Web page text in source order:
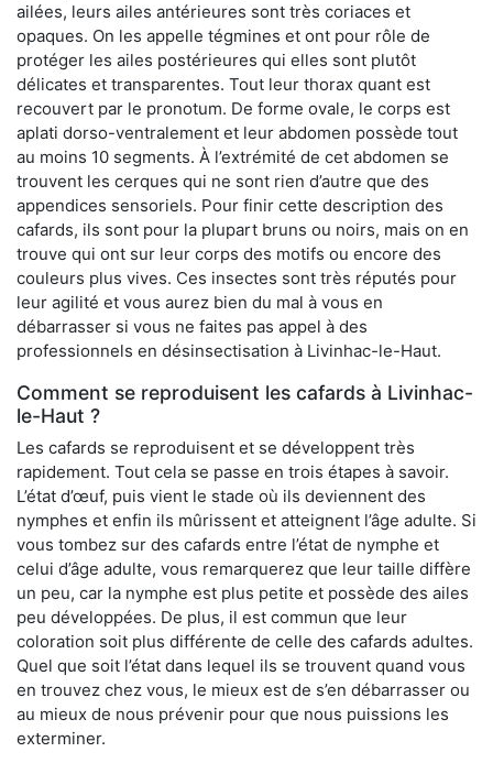
ailées, leurs ailes antérieures sont très coriaces et
opaques. On les appelle tégmines et ont pour rôle de
protéger les ailes postérieures qui elles sont plutôt
délicates et transparentes. Tout leur thorax quant est
recouvert par le pronotum. De forme ovale, le corps est
aplati dorso-ventralement et leur abdomen possède tout
au moins 10 segments. À l’extrémité de cet abdomen se
trouvent les cerques qui ne sont rien d’autre que des
appendices sensoriels. Pour finir cette description des
cafards, ils sont pour la plupart bruns ou noirs, mais on en
trouve qui ont sur leur corps des motifs ou encore des
couleurs plus vives. Ces insectes sont très réputés pour
leur agilité et vous aurez bien du mal à vous en
débarrasser si vous ne faites pas appel à des
professionnels en désinsectisation à Livinhac-le-Haut.
Comment se reproduisent les cafards à Livinhac-
le-Haut ?
Les cafards se reproduisent et se développent très
rapidement. Tout cela se passe en trois étapes à savoir.
L’état d’œuf, puis vient le stade où ils deviennent des
nymphes et enfin ils mûrissent et atteignent l’âge adulte. Si
vous tombez sur des cafards entre l’état de nymphe et
celui d’âge adulte, vous remarquerez que leur taille diffère
un peu, car la nymphe est plus petite et possède des ailes
peu développées. De plus, il est commun que leur
coloration soit plus différente de celle des cafards adultes.
Quel que soit l’état dans lequel ils se trouvent quand vous
en trouvez chez vous, le mieux est de s’en débarrasser ou
au mieux de nous prévenir pour que nous puissions les
exterminer.